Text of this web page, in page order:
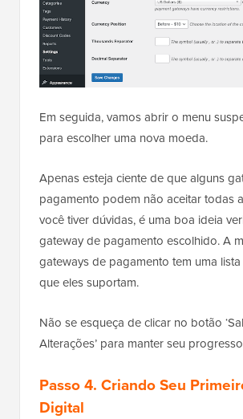
Em seguida, vamos abrir o menu
para escolher uma nova moeda.
Apenas esteja ciente de que alguns
pagamento podem não aceitar todas
você tiver dúvidas, é uma boa ideia
gateway de pagamento escolhido. A
gateways de pagamento tem uma
que eles suportam.
Não se esqueça de clicar no botão
Alterações’ para manter seu
Passo 4. Criando Seu
Digital